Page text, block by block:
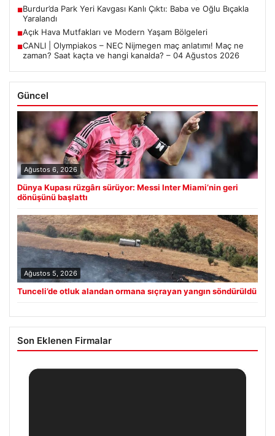
■Burdur’da Park Yeri Kavgası Kanlı Çıktı: Baba ve Oğlu Bıçakla
Yaralandı
■Açık Hava Mutfakları ve Modern Yaşam Bölgeleri
■CANLI | Olympiakos – NEC Nijmegen maç anlatımı! Maç ne
zaman? Saat kaçta ve hangi kanalda? – 04 Ağustos 2026
Güncel
Ağustos 6, 2026
Dünya Kupası rüzgârı sürüyor: Messi Inter Miami’nin geri
dönüşünü başlattı
Ağustos 5, 2026
Tunceli’de otluk alandan ormana sıçrayan yangın söndürüldü
Son Eklenen Firmalar